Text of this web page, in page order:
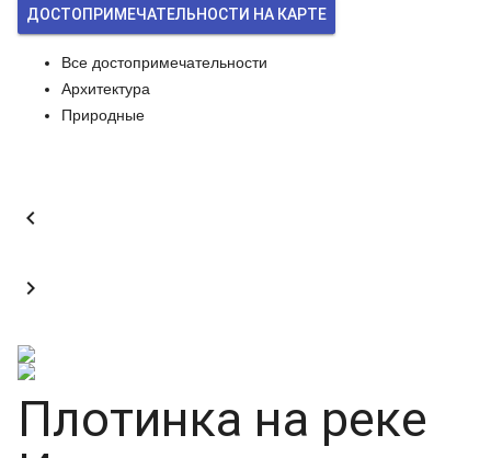
ДОСТОПРИМЕЧАТЕЛЬНОСТИ НА КАРТЕ
Все достопримечательности
Архитектура
Природные


Плотинка на реке